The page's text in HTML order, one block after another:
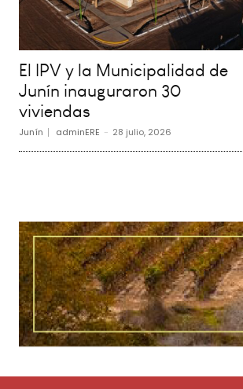
El IPV y la Municipalidad de
Junín inauguraron 30
viviendas
Junín adminERE - 28 julio, 2026